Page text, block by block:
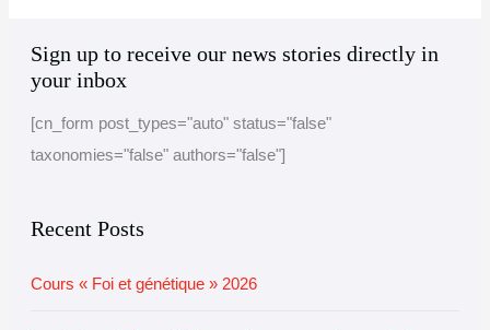
Sign up to receive our news stories directly in
your inbox
[cn_form post_types="auto" status="false"
taxonomies="false" authors="false"]
Recent Posts
Cours « Foi et génétique » 2026
r
c
h
i
e
a
t
e
g
r
e